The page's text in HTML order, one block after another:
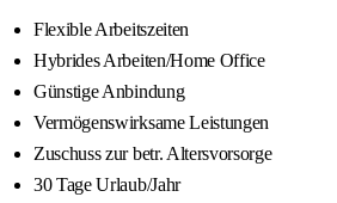
Flexible Arbeitszeiten
Hybrides Arbeiten/Home Office
Günstige Anbindung
Vermögenswirksame Leistungen
Zuschuss zur betr. Altersvorsorge
30 Tage Urlaub/Jahr